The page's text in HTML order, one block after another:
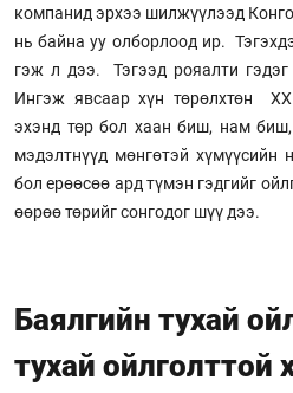
компанид эрхээ шилжүүлээд
нь байна уу олборлоод ир.
гэж л дээ. Тэгээд рояалти гэдэг
Ингэж явсаар хүн төрөлхтөн
эхэнд төр бол хаан биш, нам
мэдэлтнүүд мөнгөтэй
бол ерөөсөө ард түмэн гэдгийг
өөрөө төрийг сонгодог шүү дээ.
Баялгийн тухай
тухай ойлголттой